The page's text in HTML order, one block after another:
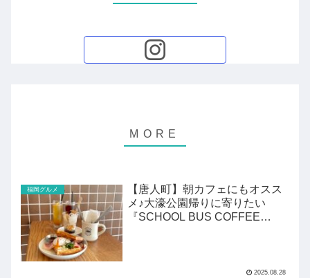
福岡グルメ
【唐人町】朝カフェにもオスス
メ♪大濠公園帰りに寄りたい
『SCHOOL BUS COFFEE
2025.08.28